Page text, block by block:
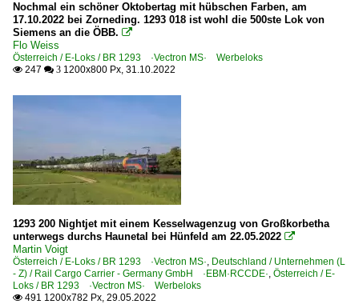
Nochmal ein schöner Oktobertag mit hübschen Farben, am
17.10.2022 bei Zorneding. 1293 018 ist wohl die 500ste Lok von
Siemens an die ÖBB. 
Flo Weiss
Österreich / E-Loks / BR 1293 ·Vectron MS· Werbeloks
 247  3 1200x800 Px, 31.10.2022
1293 200 Nightjet mit einem Kesselwagenzug von Großkorbetha
unterwegs durchs Haunetal bei Hünfeld am 22.05.2022 
Martin Voigt
Österreich / E-Loks / BR 1293 ·Vectron MS·, Deutschland / Unternehmen (L
- Z) / Rail Cargo Carrier - Germany GmbH ·EBM·RCCDE·, Österreich / E-
Loks / BR 1293 ·Vectron MS· Werbeloks
 491 1200x782 Px, 29.05.2022